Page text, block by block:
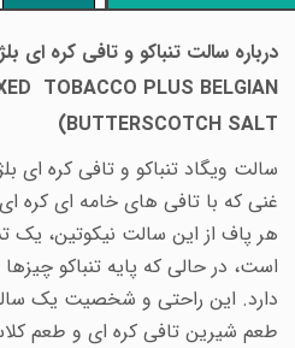
درباره سالت تنباکو و تافی کره ای
TOBACCO PLUS BELGIAN
BUTTERSCOTCH SALT
)
سالت ویگاد تنباکو و تافی کره ای
غنی که با تافی های خامه ای کره
هر پاف از این سالت نیکوتین،
است، در حالی که پایه تنباکو
دارد. این راحتی و شخصیت یک
طعم شیرین تافی کره ای و طعم